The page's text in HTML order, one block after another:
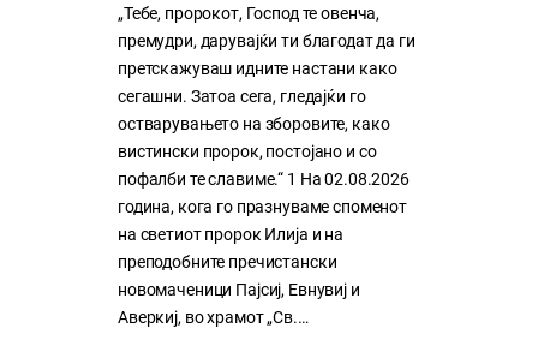
„Тебе, пророкот, Господ те овенча,
премудри, дарувајќи ти благодат да ги
претскажуваш идните настани како
сегашни. Затоа сега, гледајќи го
остварувањето на зборовите, како
вистински пророк, постојано и со
пофалби те славиме.“ 1 На 02.08.2026
година, кога го празнуваме споменот
на светиот пророк Илија и на
преподобните пречистански
новомаченици Пајсиј, Евнувиј и
Аверкиј, во храмот „Св.…